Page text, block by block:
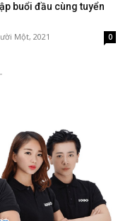
buổi đầu cùng tuyển
Một, 2021 0